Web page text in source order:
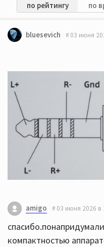
по рейтингу по
bluesevich 03 июня
amigo 03 июня 2026 в
компактностью